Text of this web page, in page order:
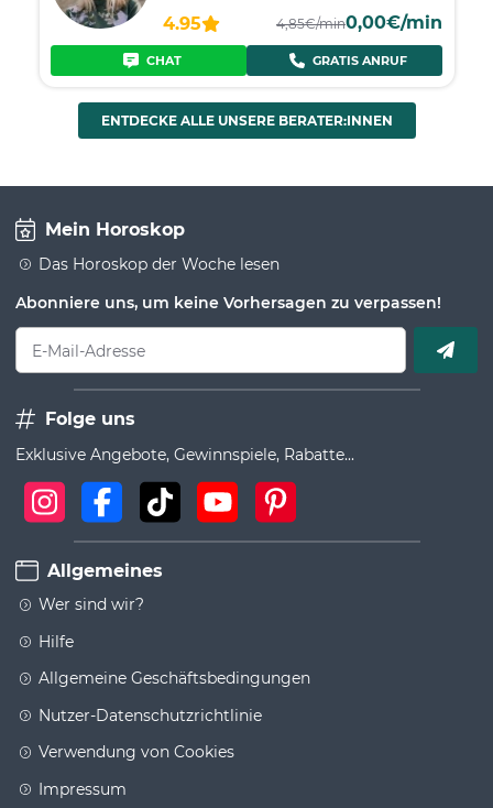
4.95 4,85€/min0,00€/min
CHAT GRATIS ANRUF
ENTDECKE ALLE UNSERE BERATER:INNEN
Mein Horoskop
Das Horoskop der Woche lesen
Abonniere uns, um keine Vorhersagen zu verpassen!
E-Mail-Adresse
Folge uns
Exklusive Angebote, Gewinnspiele, Rabatte...
Allgemeines
Wer sind wir?
Hilfe
Allgemeine Geschäftsbedingungen
Nutzer-Datenschutzrichtlinie
Verwendung von Cookies
Impressum